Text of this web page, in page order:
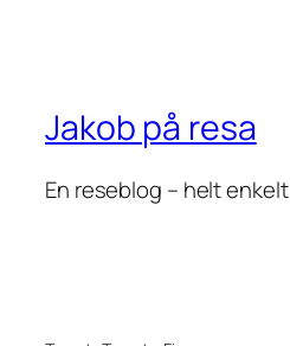
Jakob på resa
En reseblog – helt enkelt